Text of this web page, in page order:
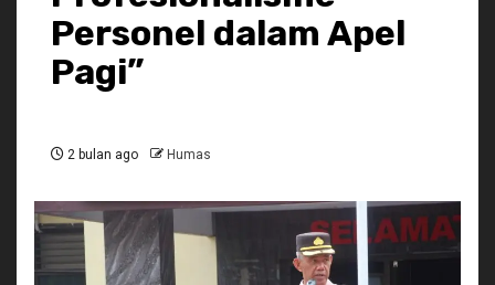
Personel dalam Apel
Pagi”
2 bulan ago Humas